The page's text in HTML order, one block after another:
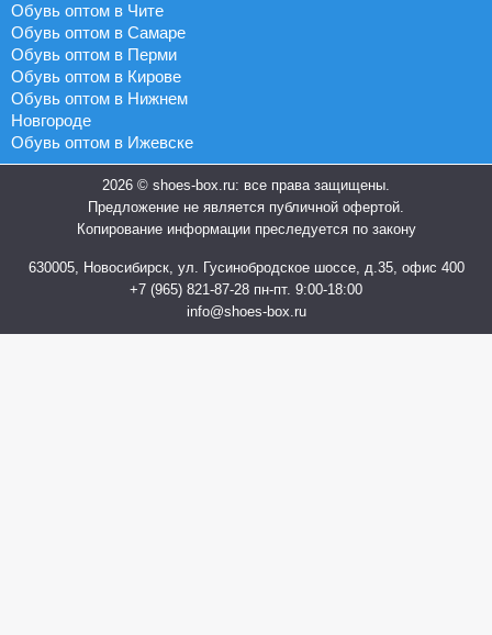
Обувь оптом в Чите
Обувь оптом в Самаре
Обувь оптом в Перми
Обувь оптом в Кирове
Обувь оптом в Нижнем
Новгороде
Обувь оптом в Ижевске
2026 © shoes-box.ru: все права защищены.
Предложение не является публичной офертой.
Копирование информации преследуется по закону
630005, Новосибирск, ул. Гусинобродское шоссе, д.35, офис 400
+7 (965) 821-87-28 пн-пт. 9:00-18:00
info@shoes-box.ru